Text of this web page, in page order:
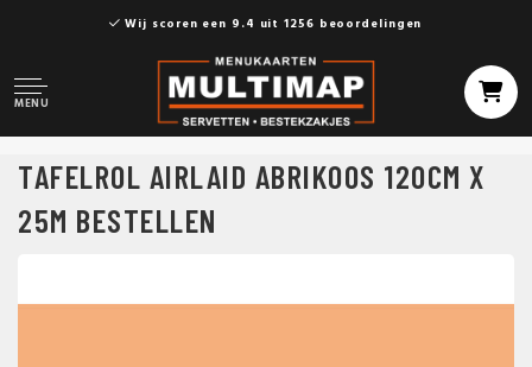
Wij scoren een 9.4 uit 1256 beoordelingen
MENU
TAFELROL AIRLAID ABRIKOOS 120CM X
25M BESTELLEN